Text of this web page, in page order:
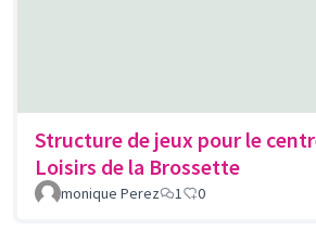
Structure de jeux pour le
Loisirs de la Brossette
monique Perez 1 0